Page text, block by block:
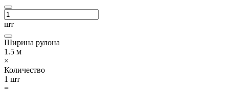
шт
Ширина рулона
1.5 м
×
Количество
1 шт
=